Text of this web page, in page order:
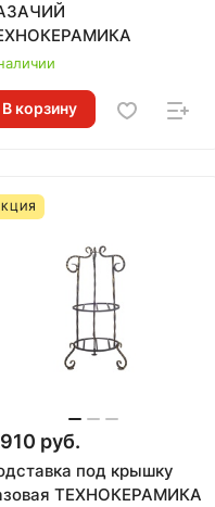
В корзину
руб.
под крышку
ТЕХНОКЕРАМИКА